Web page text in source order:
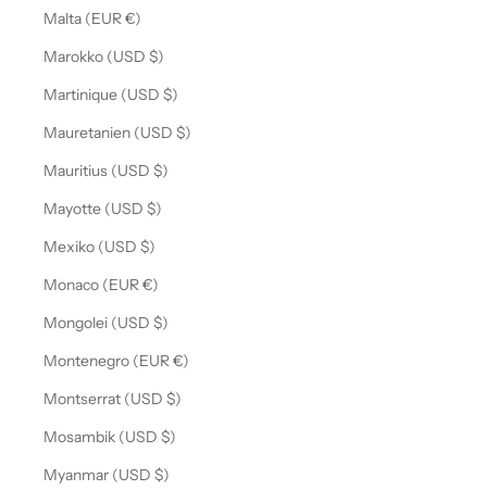
Malta (EUR €)
Marokko (USD $)
Martinique (USD $)
Mauretanien (USD $)
Mauritius (USD $)
Mayotte (USD $)
Mexiko (USD $)
Monaco (EUR €)
Mongolei (USD $)
Montenegro (EUR €)
Montserrat (USD $)
Mosambik (USD $)
Myanmar (USD $)